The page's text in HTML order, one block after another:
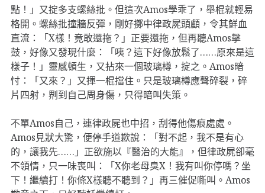
點！」又掟多支螺絲批。但這次Amos學乖了，舉棍就輕易
格開。螺絲批撞牆反彈，剛好擲中律政屍頭顱，令其鮮血
直流：「X樣！竟敢還拖？」正要還拖，但再聽Amos擊
鼓，好像又發現什麼：「咦？這下好像放鬆了……原來是這
樣子！」靈感頓生，又拈來一個玻璃樽，掟之。Amos暗
忖：「又來？」又揮一棍擋住。只是玻璃樽應聲碎裂，碎
片四射，𠝹到自己周身傷，只得暗叫失策。
不單Amos自己，連律政屍也中招，刮得他傷痕處處。
Amos見狀大驚，便停手道歉說：「對不起，我不是有心
的，讓我先……」正欲施以『醫治的大能』，但律政屍卻毫
不領情，只一味喪叫：「X你老母臭X！我有叫你停嗎？坐
下！繼續打！你條X樣聽不聽到？」再三催促嘶叫。Amos